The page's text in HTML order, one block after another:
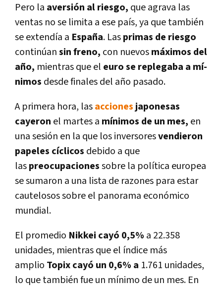
Pero la aversión al riesgo, que agrava las
ventas no se limita a ese paí­s, ya que también
se extendí­a a España. Lasprimas de riesgo
continúansin freno, con nuevosmáximos del
año, mientras que el euro se replegaba a mí­
nimos desde finales del año pasado.
A primera hora, lasaccionesjaponesas
cayeron el martes a mí­nimos de un mes, en
una sesión en la que los inversoresvendieron
papeles cí­clicos debido a que
laspreocupacionessobre la polí­tica europea
se sumaron a una lista de razones para estar
cautelosos sobre el panorama económico
mundial.
El promedio Nikkei cayó 0,5% a 22.358
unidades, mientras que el í­ndice más
amplio Topix cayó un 0,6% a 1.761 unidades,
lo que también fue un mí­nimo de un mes. En